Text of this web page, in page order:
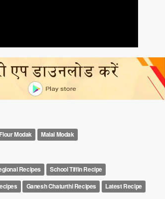
Modak Malai Modak
Recipes
School Tiffin Recipe
Ganesh Chaturthi Recipes Latest Recipe